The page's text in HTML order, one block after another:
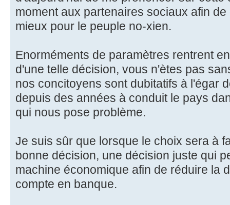
moment aux partenaires sociaux afin
mieux pour le peuple no-xien.
Enorméments de paramètres rentrent
d'une telle décision, vous n'ètes pas
nos concitoyens sont dubitatifs à l'égar
depuis des années à conduit le pays
qui nous pose problème.
Je suis sûr que lorsque le choix sera à
bonne décision, une décision juste qui
machine économique afin de réduire la
compte en banque.